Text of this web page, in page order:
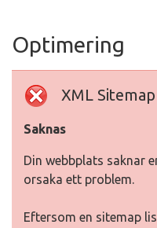
Optimering
XML Sitemap
Saknas
Din webbplats saknar
orsaka ett problem.
Eftersom en sitemap